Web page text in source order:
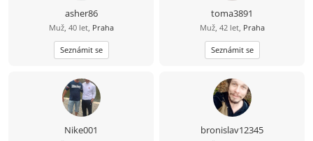
asher86
Muž, 40 let, Praha
Seznámit se
toma3891
Muž, 42 let, Praha
Seznámit se
Nike001 bronislav12345